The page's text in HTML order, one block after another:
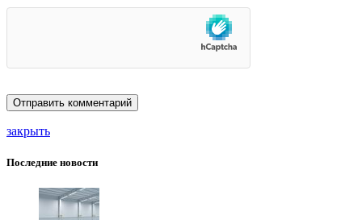
закрыть
Последние новости